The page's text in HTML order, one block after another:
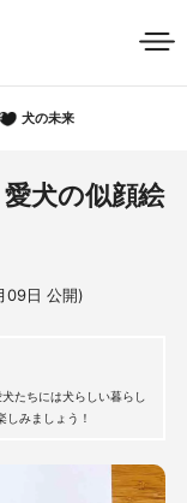
犬の未来
犬の似顔絵
09日 公開)
たちには犬らしい暮らし
みましょう！